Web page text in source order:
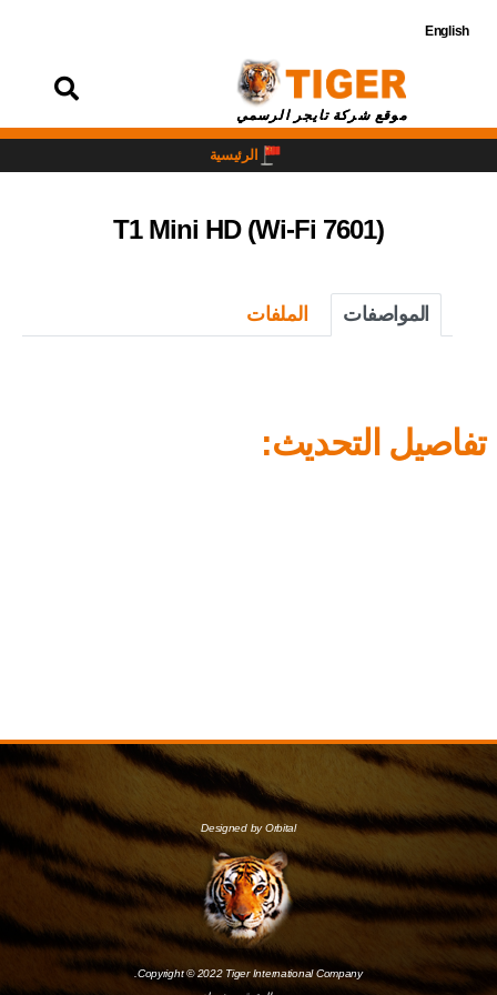
English
موقع شركة تايجر الرسمي
الرئيسية
T1 Mini HD (Wi-Fi 7601)
المواصفات الملفات
تفاصيل التحديث:
Designed by Orbital
Copyright © 2022 Tiger International Company.